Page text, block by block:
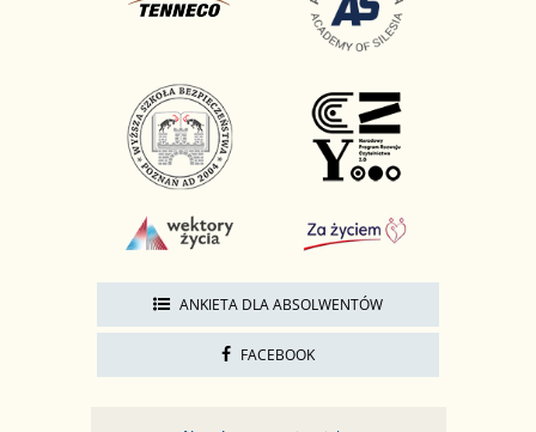
ANKIETA DLA ABSOLWENTÓW
FACEBOOK